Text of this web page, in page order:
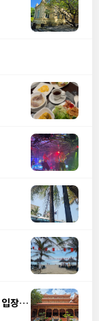
장료